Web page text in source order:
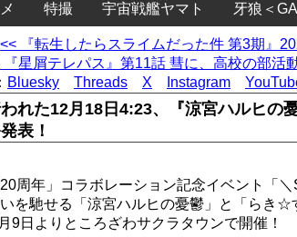
特撮 宇宙戦艦ヤマト 牙狼＜
<< 『転生したらスライムだった件 第3期』
『星屑テレパス』第11話 彗に、高校の部活
Bluesky Threads X Instagram
れた12月18日4:23、『涼宮ハルヒの
表！
周年」コラボレーション記念イベント「
を馳せる「涼宮ハルヒの憂鬱」と「らき☆
日よりところざわサクラタウンで開催！